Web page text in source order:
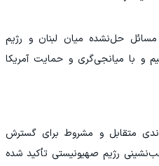
حل‌نشده میان لبنان و رژیم
و با میانجی‌گری و حمایت آمریکا
متقابل و مشروط برای گسترش
رژیم صهیونیستی تأکید شده